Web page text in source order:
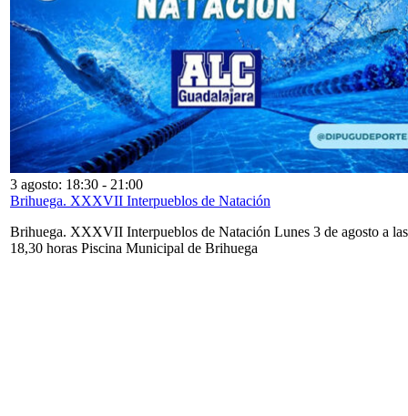
3 agosto: 18:30 - 21:00
Brihuega. XXXVII Interpueblos de Natación
Brihuega. XXXVII Interpueblos de Natación Lunes 3 de agosto a las
18,30 horas Piscina Municipal de Brihuega